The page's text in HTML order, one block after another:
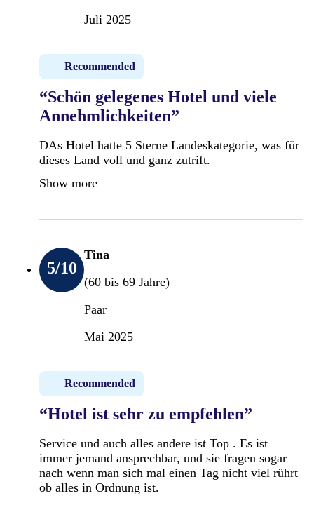
Juli 2025
Recommended
“Schön gelegenes Hotel und viele
Annehmlichkeiten”
DAs Hotel hatte 5 Sterne Landeskategorie, was für
dieses Land voll und ganz zutrift.
Show more
5/10
Tina
(60 bis 69 Jahre)
Paar
Mai 2025
Recommended
“Hotel ist sehr zu empfehlen”
Service und auch alles andere ist Top . Es ist
immer jemand ansprechbar, und sie fragen sogar
nach wenn man sich mal einen Tag nicht viel rührt
ob alles in Ordnung ist.